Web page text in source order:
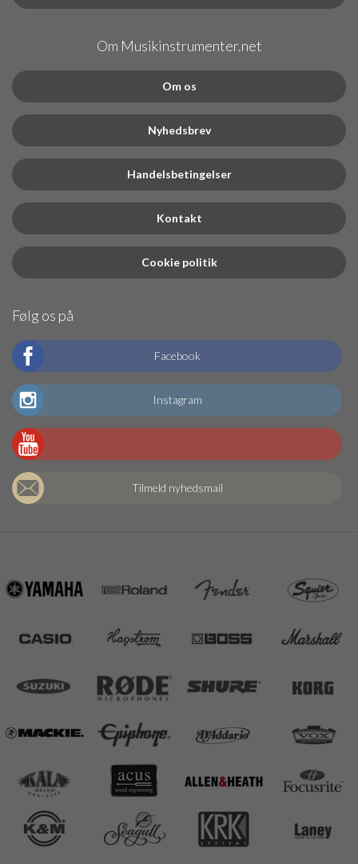
Om Musikinstrumenter.net
Om os
Nyhedsbrev
Handelsbetingelser
Kontakt
Cookie politik
Følg os på
Facebook
Instagram
Tilmeld nyhedsmail